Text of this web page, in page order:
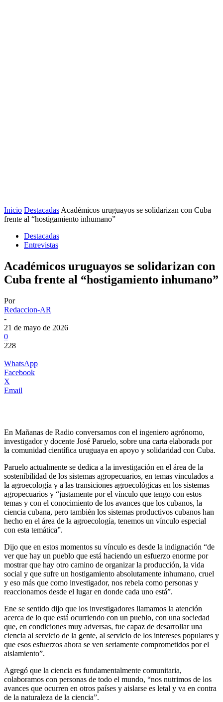
Inicio Destacadas Académicos uruguayos se solidarizan con Cuba
frente al “hostigamiento inhumano”
Destacadas
Entrevistas
Académicos uruguayos se solidarizan con
Cuba frente al “hostigamiento inhumano”
Por
Redaccion-AR
-
21 de mayo de 2026
0
228
WhatsApp
Facebook
X
Email
En Mañanas de Radio conversamos con el ingeniero agrónomo,
investigador y docente José Paruelo, sobre una carta elaborada por
la comunidad científica uruguaya en apoyo y solidaridad con Cuba.
Paruelo actualmente se dedica a la investigación en el área de la
sostenibilidad de los sistemas agropecuarios, en temas vinculados a
la agroecología y a las transiciones agroecológicas en los sistemas
agropecuarios y “justamente por el vínculo que tengo con estos
temas y con el conocimiento de los avances que los cubanos, la
ciencia cubana, pero también los sistemas productivos cubanos han
hecho en el área de la agroecología, tenemos un vínculo especial
con esta temática”.
Dijo que en estos momentos su vínculo es desde la indignación “de
ver que hay un pueblo que está haciendo un esfuerzo enorme por
mostrar que hay otro camino de organizar la producción, la vida
social y que sufre un hostigamiento absolutamente inhumano, cruel
y eso más que como investigador, nos rebela como personas y
reaccionamos desde el lugar en donde cada uno está”.
Ene se sentido dijo que los investigadores llamamos la atención
acerca de lo que está ocurriendo con un pueblo, con una sociedad
que, en condiciones muy adversas, fue capaz de desarrollar una
ciencia al servicio de la gente, al servicio de los intereses populares y
que esos esfuerzos ahora se ven seriamente comprometidos por el
aislamiento”.
Agregó que la ciencia es fundamentalmente comunitaria,
colaboramos con personas de todo el mundo, “nos nutrimos de los
avances que ocurren en otros países y aislarse es letal y va en contra
de la naturaleza de la ciencia”.